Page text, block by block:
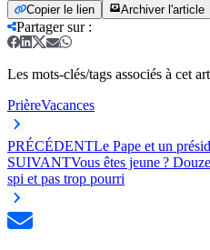
Copier le lien Archiver l'article
Partager sur:
Les mots-clés/tags associés à cet
PrièreVacances
PRÉCÉDENTLe Pape et un
SUIVANTVous êtes jeune ?
spi et pas trop pourri